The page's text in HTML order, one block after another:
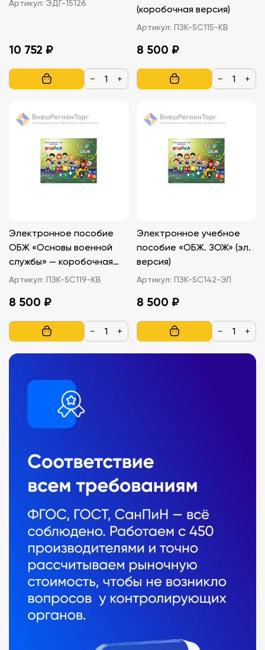
Артикул: ЭДГ-15126
10 752 ₽
− +
(коробочная версия)
Артикул: ПЗК-SC115-КВ
8 500 ₽
− +
Электронное пособие
ОБЖ «Основы военной
службы» — коробочная
версия
Артикул: ПЗК-SC119-КВ
8 500 ₽
− +
Электронное учебное
пособие «ОБЖ. ЗОЖ» (эл.
версия)
Артикул: ПЗК-SC142-ЭЛ
8 500 ₽
− +